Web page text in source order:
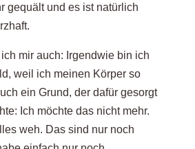
gequält und es ist natürlich
mir auch: Irgendwie bin ich
weil ich meinen Körper so
ein Grund, der dafür gesorgt
Ich möchte das nicht mehr.
weh. Das sind nur noch